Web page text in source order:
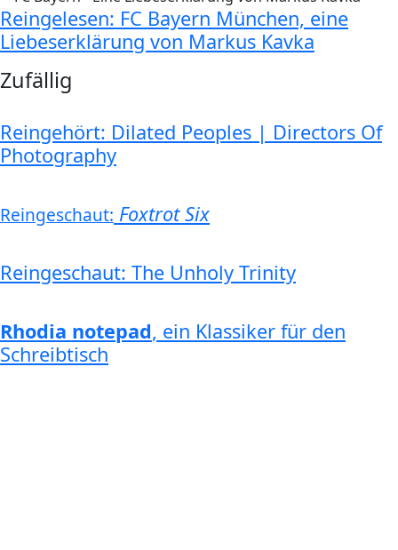
Reingelesen: FC Bayern München, eine
Liebeserklärung von Markus Kavka
Zufällig
Reingehört: Dilated Peoples | Directors Of
Photography
Reingeschaut: Foxtrot Six
Reingeschaut: The Unholy Trinity
Rhodia notepad, ein Klassiker für den
Schreibtisch